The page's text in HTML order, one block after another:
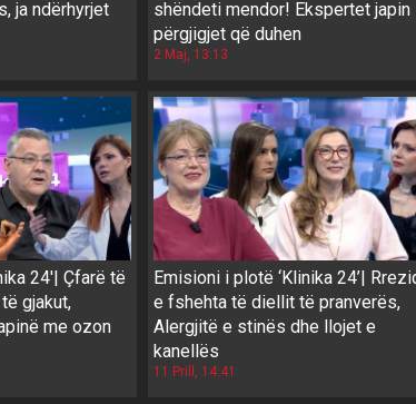
ja ndërhyrjet
shëndeti mendor! Ekspertet japin
përgjigjet që duhen
2 Maj, 13:13
24'| Çfarë të
gjakut,
me ozon
Emisioni i plotë ‘Klinika 24’|
e fshehta të diellit të pranverës,
Alergjitë e stinës dhe llojet e
kanellës
11 Prill, 14:41